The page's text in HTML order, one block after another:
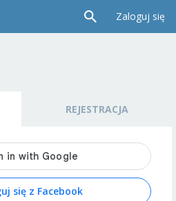
Zaloguj się
REJESTRACJA
się z Facebook